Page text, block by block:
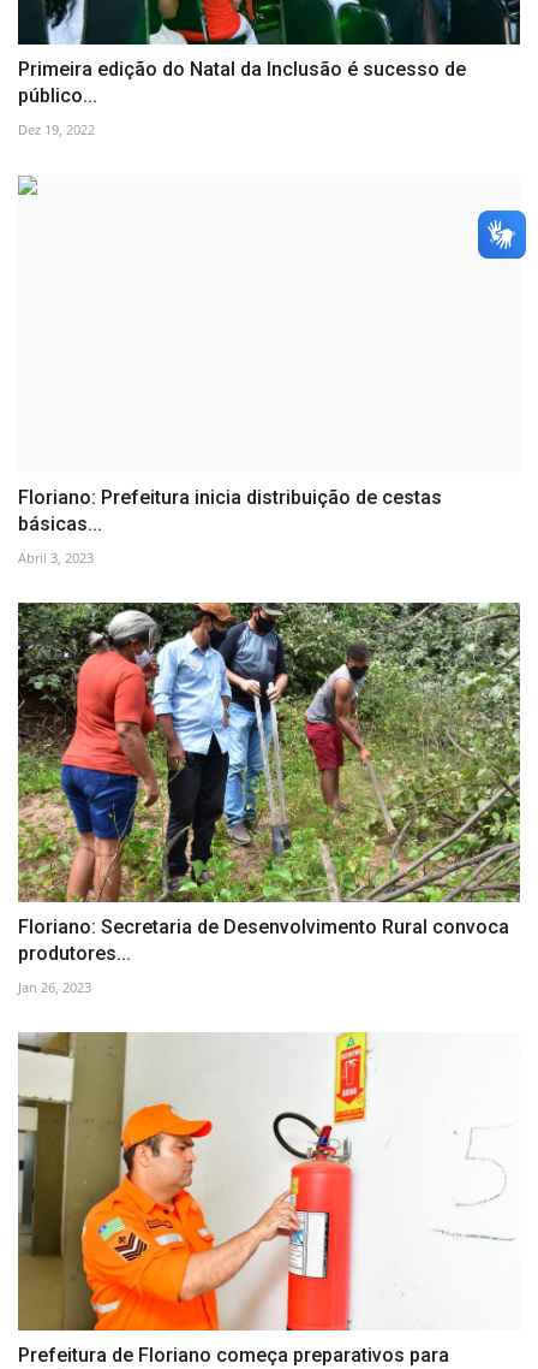
Primeira edição do Natal da Inclusão é sucesso de
público...
Dez 19, 2022
Floriano: Prefeitura inicia distribuição de cestas
básicas...
Abril 3, 2023
Floriano: Secretaria de Desenvolvimento Rural convoca
produtores...
Jan 26, 2023
Prefeitura de Floriano começa preparativos para